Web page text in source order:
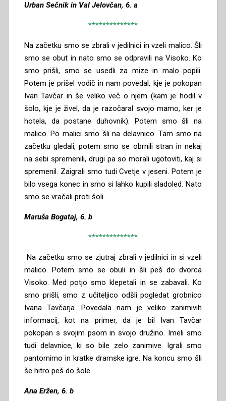
Urban Sečnik in Val Jelovčan, 6. a
**************
Na začetku smo se zbrali v jedilnici in vzeli malico. Šli
smo se obut in nato smo se odpravili na Visoko. Ko
smo prišli, smo se usedli za mize in malo popili.
Potem je prišel vodič in nam povedal, kje je pokopan
Ivan Tavčar in še veliko več o njem (kam je hodil v
šolo, kje je živel, da je razočaral svojo mamo, ker je
hotela, da postane duhovnik). Potem smo šli na
malico. Po malici smo šli na delavnico. Tam smo na
začetku gledali, potem smo se obrnili stran in nekaj
na sebi spremenili, drugi pa so morali ugotoviti, kaj si
spremenil. Zaigrali smo tudi Cvetje v jeseni. Potem je
bilo vsega konec in smo si lahko kupili sladoled. Nato
smo se vračali proti šoli.
Maruša Bogataj, 6. b
**************
Na začetku smo se zjutraj zbrali v jedilnici in si vzeli
malico. Potem smo se obuli in šli peš do dvorca
Visoko. Med potjo smo klepetali in se zabavali. Ko
smo prišli, smo z učiteljico odšli pogledat grobnico
Ivana Tavčarja. Povedala nam je veliko zanimivih
informacij, kot na primer, da je bil Ivan Tavčar
pokopan s svojim psom in svojo družino. Imeli smo
tudi delavnice, ki so bile zelo zanimive. Igrali smo
pantomimo in kratke dramske igre. Na koncu smo šli
še hitro peš do šole.
Ana Eržen, 6. b